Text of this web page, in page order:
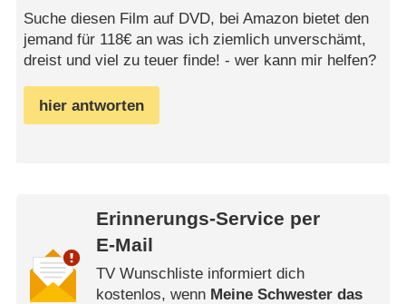
Suche diesen Film auf DVD, bei Amazon bietet den
jemand für 118€ an was ich ziemlich unverschämt,
dreist und viel zu teuer finde! - wer kann mir helfen?
hier antworten
Erinnerungs-Service per
E-Mail
TV Wunschliste informiert dich
kostenlos, wenn Meine Schwester das